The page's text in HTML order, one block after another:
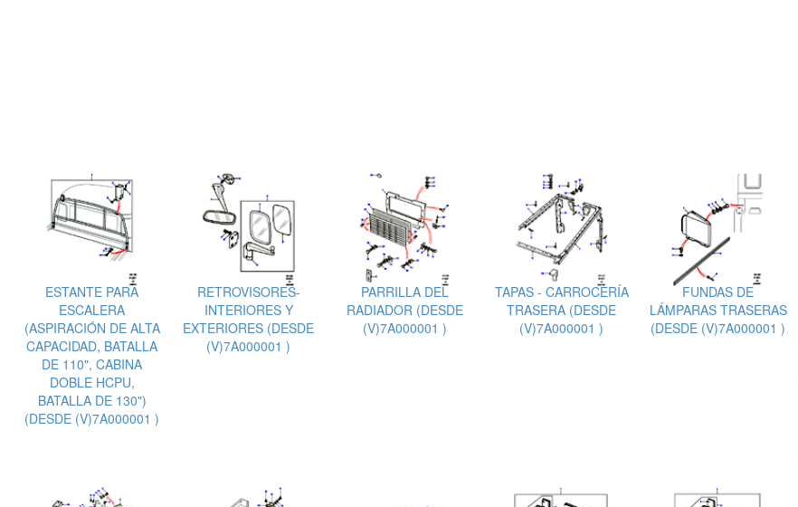
ESTANTE PARA
ESCALERA
(ASPIRACIÓN DE ALTA
CAPACIDAD, BATALLA
DE 110", CABINA
DOBLE HCPU,
BATALLA DE 130")
(DESDE (V)7A000001 )
RETROVISORES-
INTERIORES Y
EXTERIORES (DESDE
(V)7A000001 )
PARRILLA DEL
RADIADOR (DESDE
(V)7A000001 )
TAPAS - CARROCERÍA
TRASERA (DESDE
(V)7A000001 )
FUNDAS DE
LÁMPARAS TRASERAS
(DESDE (V)7A000001 )